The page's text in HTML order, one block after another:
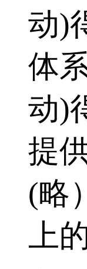
动)
体
动)
提
(略
上